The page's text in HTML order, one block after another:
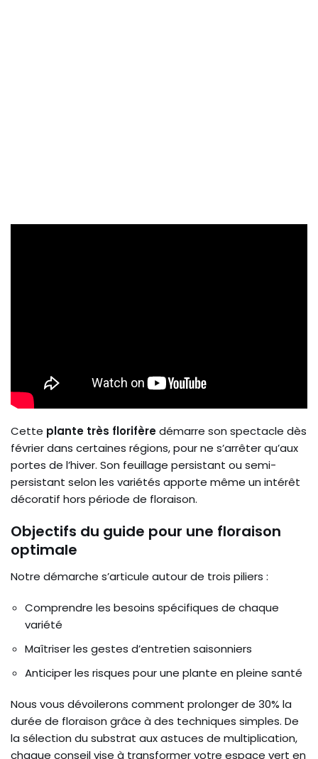
Cette plante très florifèredémarre son spectacle dès
février dans certaines régions, pour ne s’arrêter qu’aux
portes de l’hiver. Son feuillage persistant ou semi-
persistant selon les variétés apporte même un intérêt
décoratif hors période de floraison.
Objectifs du guide pour une floraison
optimale
Notre démarche s’articule autour de trois piliers :
Comprendre les besoins spécifiques de chaque
variété
Maîtriser les gestes d’entretien saisonniers
Anticiper les risques pour une plante en pleine santé
Nous vous dévoilerons comment prolonger de 30% la
durée de floraison grâce à des techniques simples. De
la sélection du substrat aux astuces de multiplication,
chaque conseil vise à transformer votre espace vert en